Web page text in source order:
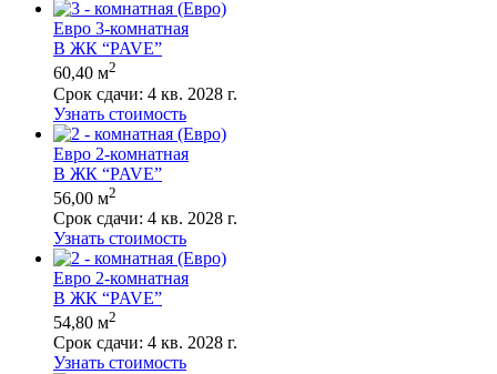
Евро 3-комнатная
В ЖК “PAVE”
60,40 м2
Срок сдачи: 4 кв. 2028 г.
Узнать стоимость
Евро 2-комнатная
В ЖК “PAVE”
56,00 м2
Срок сдачи: 4 кв. 2028 г.
Узнать стоимость
Евро 2-комнатная
В ЖК “PAVE”
54,80 м2
Срок сдачи: 4 кв. 2028 г.
Узнать стоимость